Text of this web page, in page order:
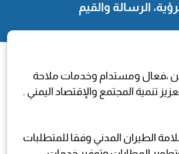
الرسالة والقيم
،فعال ومستدام وخدمات ملاحة
تنمية المجتمع والإقتصاد اليمني .
الطيران المدني وفقا للمتطلبات